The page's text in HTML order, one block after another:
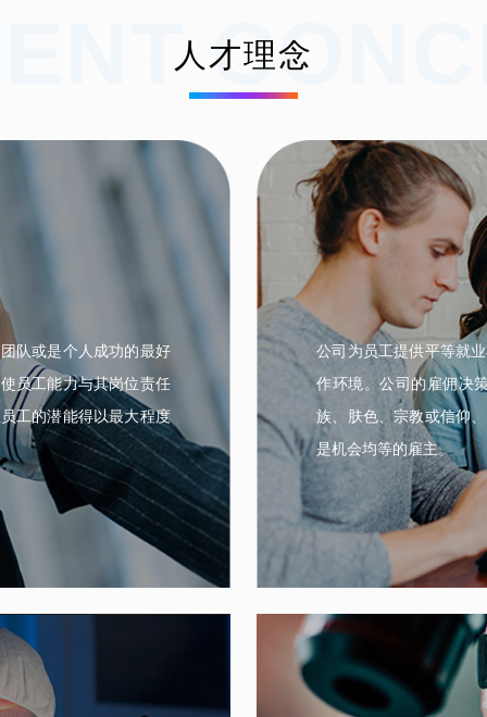
人才理念
队或是个人成功的最好
员工能力与其岗位责任
工的潜能得以最大程度
公司为员工提供平等就
作环境。公司的雇佣决
族、肤色、宗教或信仰
是机会均等的雇主。